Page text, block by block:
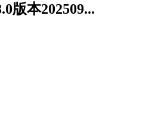
版本202509...